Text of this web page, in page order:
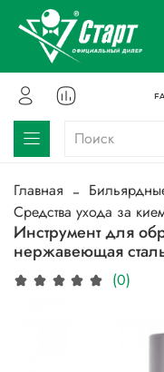
Главная
Средства ухода за
Инструмент для
нержавеющая
(0)